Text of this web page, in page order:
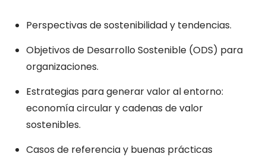
Perspectivas de sostenibilidad y tendencias.
Objetivos de Desarrollo Sostenible (ODS) para
organizaciones.
Estrategias para generar valor al entorno:
economía circular y cadenas de valor
sostenibles.
Casos de referencia y buenas prácticas